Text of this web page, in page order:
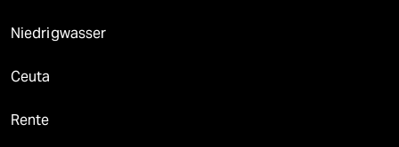
Niedrigwasser
Ceuta
Rente